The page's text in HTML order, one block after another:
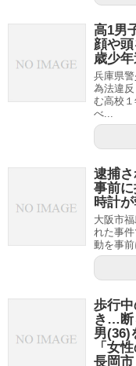
高1男
顔や
歳少
兵庫県
為法違
む高校
べ...
逮捕
事前
時計
大阪市
れた事
動を事
歩行
き…断
男(36)
「女
長岡市